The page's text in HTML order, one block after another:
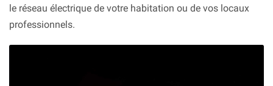
le réseau électrique de votre habitation ou de vos locaux
professionnels.